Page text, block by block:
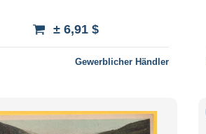
± 6,91 $
Gewerblicher Händler